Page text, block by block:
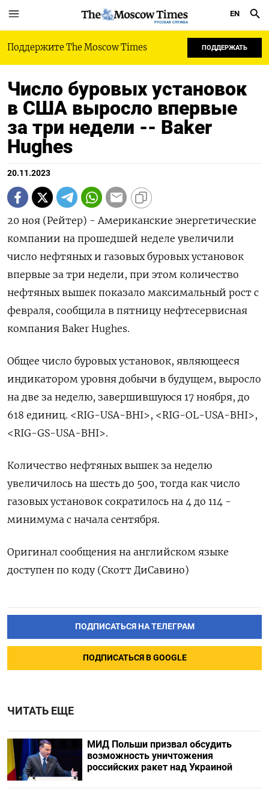
РУССКАЯ СЛУЖБА
EN
Поддержите The Moscow Times ПОДДЕРЖАТЬ
Число буровых установок
в США выросло впервые
за три недели -- Baker
Hughes
20.11.2023
20 ноя (Рейтер) - Американские энергетические
компании на прошедшей неделе увеличили
число нефтяных и газовых буровых установок
впервые за три недели, при этом количество
нефтяных вышек показало максимальный рост с
февраля, сообщила в пятницу нефтесервисная
компания Baker Hughes.
Общее число буровых установок, являющееся
индикатором уровня добычи в будущем, выросло
на две за неделю, завершившуюся 17 ноября, до
618 единиц. <RIG-USA-BHI>, <RIG-OL-USA-BHI>,
<RIG-GS-USA-BHI>.
Количество нефтяных вышек за неделю
увеличилось на шесть до 500, тогда как число
газовых установок сократилось на 4 до 114 -
минимума с начала сентября.
Оригинал сообщения на английском языке
доступен по коду (Скотт ДиСавино)
ПОДПИСАТЬСЯ НА ТЕЛЕГРАМ
ПОДПИСАТЬСЯ В GOOGLE
ЧИТАТЬ ЕЩЕ
МИД Польши призвал обсудить
возможность уничтожения
российских ракет над Украиной